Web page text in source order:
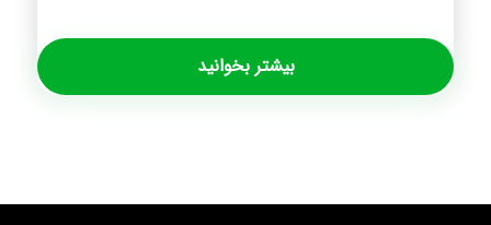
بیشتر بخوانید